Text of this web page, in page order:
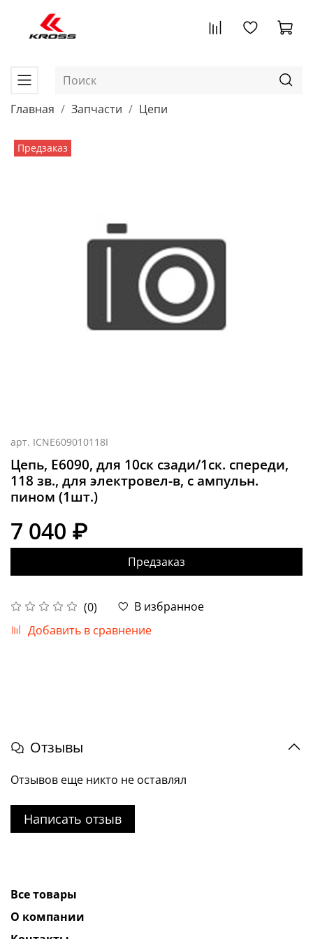
Главная Запчасти Цепи
Предзаказ
арт. ICNE609010118I
Цепь, E6090, для 10ск сзади/1ск. спереди,
118 зв., для электровел-в, с ампульн.
пином (1шт.)
(0)
В избранное
Добавить в сравнение
7 040 ₽
Предзаказ
Отзывы
Отзывов еще никто не оставлял
Написать отзыв
Все товары
О компании